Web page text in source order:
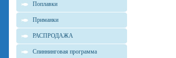
Поплавки
Приманки
РАСПРОДАЖА
Спиннинговая программа